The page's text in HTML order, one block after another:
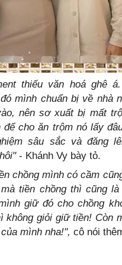
thiếu văn hoá ghê
mình chuẩn bị về nhà
nên sơ xuất bị mất
để cho ăn trộm nó lấy
sâu sắc và đăng
- Khánh Vy bày tỏ.
chồng mình có cầm
tiền chồng thì cũng là
giữ đó cho chồng
không giỏi giữ tiền! Còn
mình nha!", cô nói